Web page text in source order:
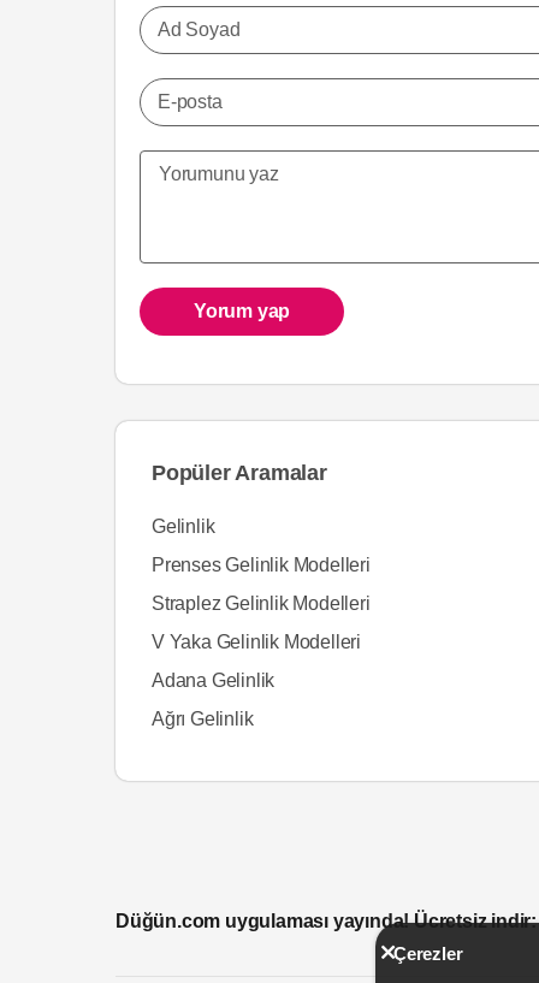
Ad Soyad
E-posta
Yorum yap
Popüler Aramalar
Gelinlik
Prenses Gelinlik Modelleri
Straplez Gelinlik Modelleri
V Yaka Gelinlik Modelleri
Adana Gelinlik
Ağrı Gelinlik
Düğün.com uygulaması yayında! Ücretsiz indir:
Çerezler